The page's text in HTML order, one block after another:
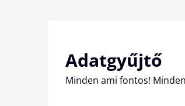
Adatgyűjtő
Minden ami fontos!